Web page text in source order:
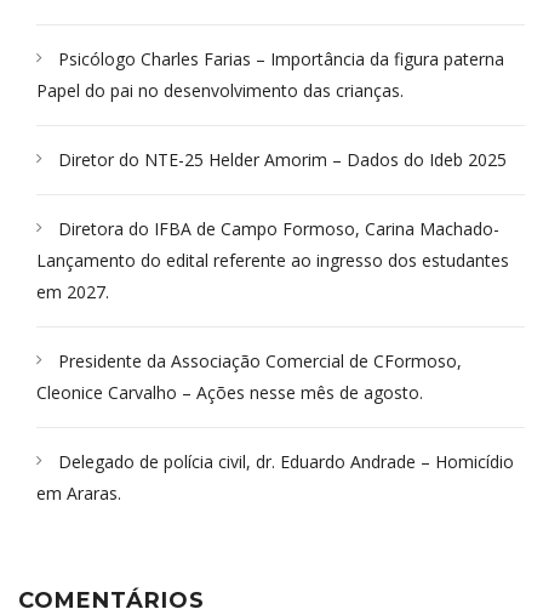
Psicólogo Charles Farias – Importância da figura paterna
Papel do pai no desenvolvimento das crianças.
Diretor do NTE-25 Helder Amorim – Dados do Ideb 2025
Diretora do IFBA de Campo Formoso, Carina Machado-
Lançamento do edital referente ao ingresso dos estudantes
em 2027.
Presidente da Associação Comercial de CFormoso,
Cleonice Carvalho – Ações nesse mês de agosto.
Delegado de polícia civil, dr. Eduardo Andrade – Homicídio
em Araras.
COMENTÁRIOS